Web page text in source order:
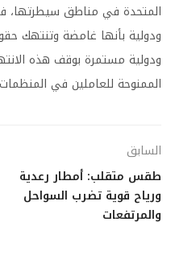
المتحدة في مناطق سيطرتها،
ودولية بأنها غامضة وتنتهك
ودولية مستمرة بوقف هذه
الممنوحة للعاملين في المنظمات
السابق
طقس متقلب: أمطار رعدية
ورياح قوية تضرب السواحل
والمرتفعات